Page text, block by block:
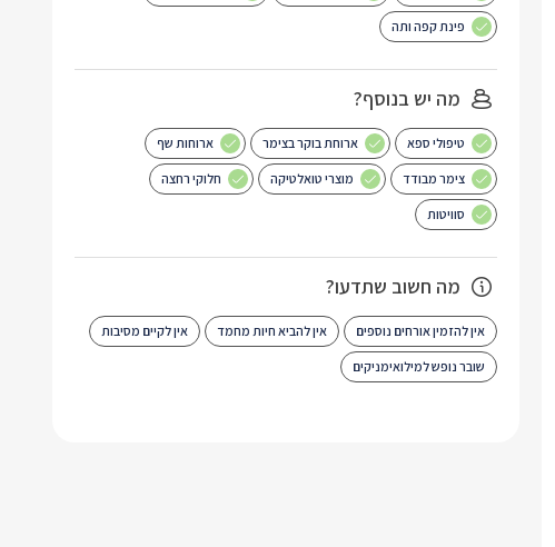
פינת קפה ותה
מה יש בנוסף?
טיפולי ספא ארוחת בוקר בצימר ארוחות שף
צימר מבודד מוצרי טואלטיקה חלוקי רחצה
סוויטות
מה חשוב שתדעו?
אין להזמין אורחים נוספים אין להביא חיות מחמד אין לקיים מסיבות
שובר נופש למילואימניקים